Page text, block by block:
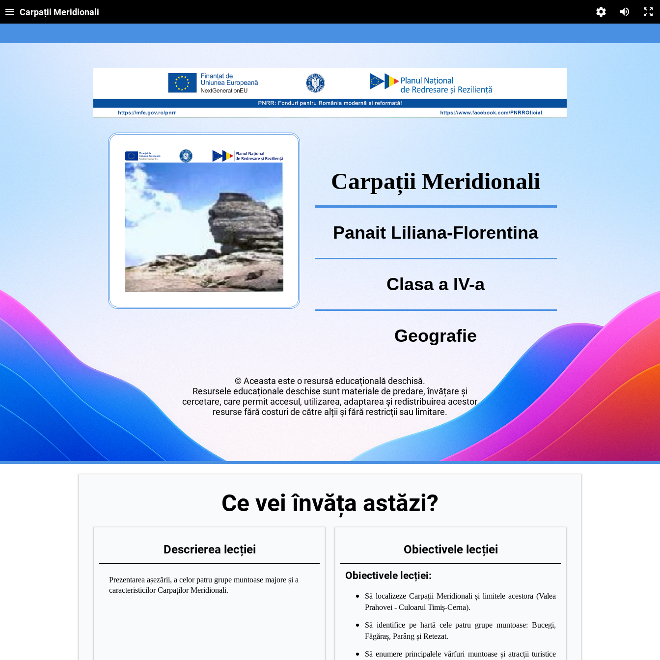
Carpații Meridionali
Carpații Meridionali
Panait Liliana-Florentina
Clasa a IV-a
Geografie
© Aceasta este o resursă educațională deschisă.
Resursele educaționale deschise sunt materiale de predare, învățare și
cercetare, care permit accesul, utilizarea, adaptarea și redistribuirea acestor
resurse fără costuri de către alții și fără restricții sau limitare.
Ce vei învăța astăzi?
Descrierea lecției
Prezentarea așezării, a celor patru grupe muntoase majore și a
caracteristicilor Carpaților Meridionali.
Obiectivele lecției
Obiectivele lecției:
Să localizeze Carpații Meridionali și limitele acestora (Valea
Prahovei - Culoarul Timiș-Cerna).
Să identifice pe hartă cele patru grupe muntoase: Bucegi,
Făgăraș, Parâng și Retezat.
Să enumere principalele vârfuri muntoase și atracții turistice